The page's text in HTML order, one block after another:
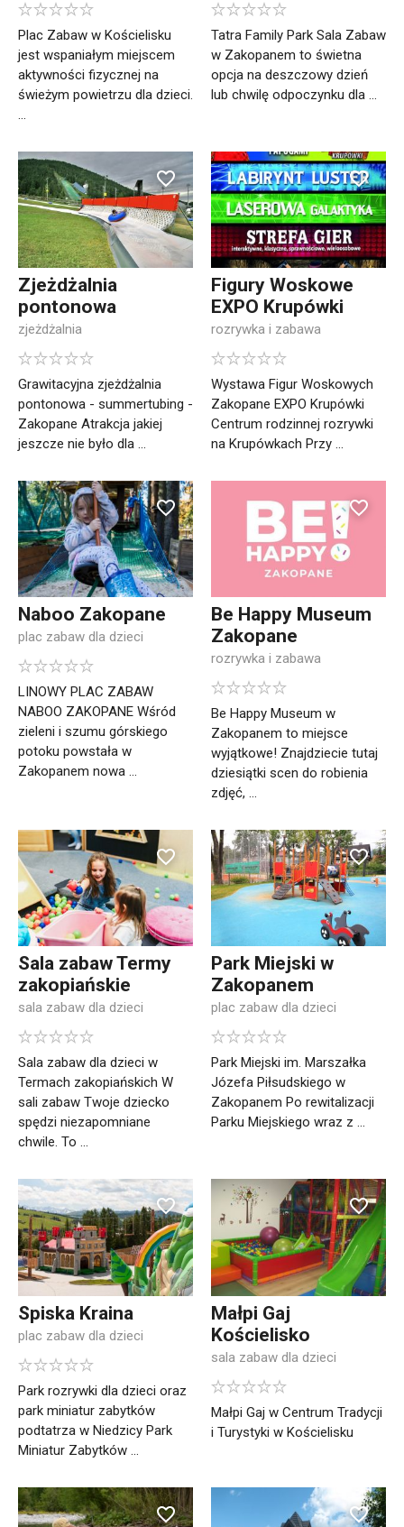
Plac Zabaw w Kościelisku
jest wspaniałym miejscem
aktywności fizycznej na
świeżym powietrzu dla dzieci.
...
Tatra Family Park Sala Zabaw
w Zakopanem to świetna
opcja na deszczowy dzień
lub chwilę odpoczynku dla ...
Zjeżdżalnia
pontonowa
zjeżdżalnia
Grawitacyjna zjeżdżalnia
pontonowa - summertubing -
Zakopane Atrakcja jakiej
jeszcze nie było dla ...
Figury Woskowe
EXPO Krupówki
rozrywka i zabawa
Wystawa Figur Woskowych
Zakopane EXPO Krupówki
Centrum rodzinnej rozrywki
na Krupówkach Przy ...
Naboo Zakopane
plac zabaw dla dzieci
LINOWY PLAC ZABAW
NABOO ZAKOPANE Wśród
zieleni i szumu górskiego
potoku powstała w
Zakopanem nowa ...
Be Happy Museum
Zakopane
rozrywka i zabawa
Be Happy Museum w
Zakopanem to miejsce
wyjątkowe! Znajdziecie tutaj
dziesiątki scen do robienia
zdjęć, ...
Sala zabaw Termy
zakopiańskie
sala zabaw dla dzieci
Sala zabaw dla dzieci w
Termach zakopiańskich W
sali zabaw Twoje dziecko
spędzi niezapomniane
chwile. To ...
Park Miejski w
Zakopanem
plac zabaw dla dzieci
Park Miejski im. Marszałka
Józefa Piłsudskiego w
Zakopanem Po rewitalizacji
Parku Miejskiego wraz z ...
Spiska Kraina
plac zabaw dla dzieci
Park rozrywki dla dzieci oraz
park miniatur zabytków
podtatrza w Niedzicy Park
Miniatur Zabytków ...
Małpi Gaj
Kościelisko
sala zabaw dla dzieci
Małpi Gaj w Centrum Tradycji
i Turystyki w Kościelisku